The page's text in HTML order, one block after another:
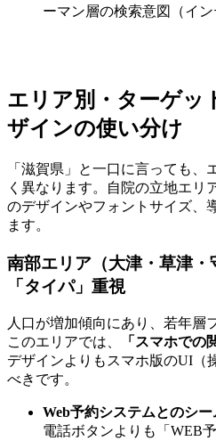
ーマン層の検索意図（イン
エリア別・ターゲッ
ザインの使い分け
「滋賀県」と一口に言っても
く異なります。自院の立地エリ
のデザインやフォントサイズ、
ます。
南部エリア（大津・草津・
「タイパ」重視
人口が増加傾向にあり、若年層
このエリアでは、
「スマホでの
デザインよりもスマホ版のUI（
べきです。
Web予約システムとのシ
電話ボタンよりも「WEB